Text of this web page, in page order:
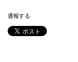
通報する